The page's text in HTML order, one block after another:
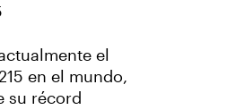
el
en el mundo,
su récord